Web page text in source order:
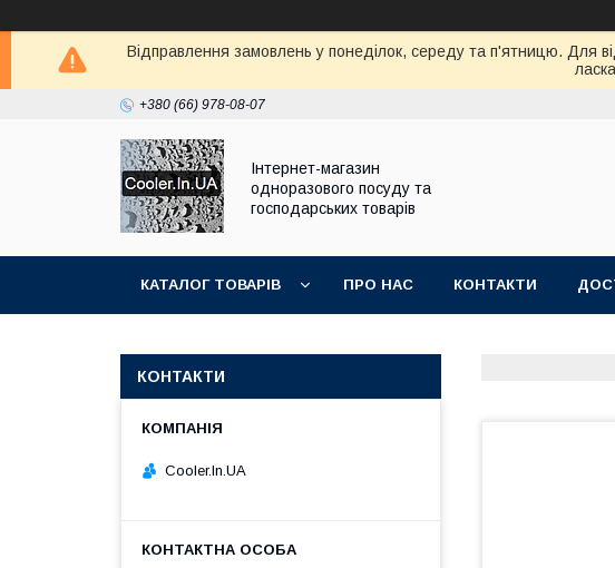
Відправлення замовлень у понеділок, середу та п'ятницю. Для
+380 (66) 978-08-07
Інтернет-магазин
одноразового посуду та
господарських товарів
КАТАЛОГ ТОВАРІВ ПРО НАС КОНТАКТИ
КОНТАКТИ
Cooler.In.UA